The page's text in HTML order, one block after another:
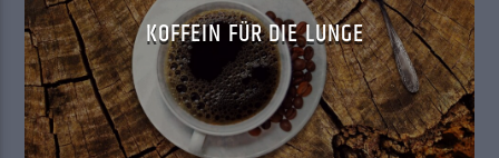
KOFFEIN FÜR DIE LUNGE